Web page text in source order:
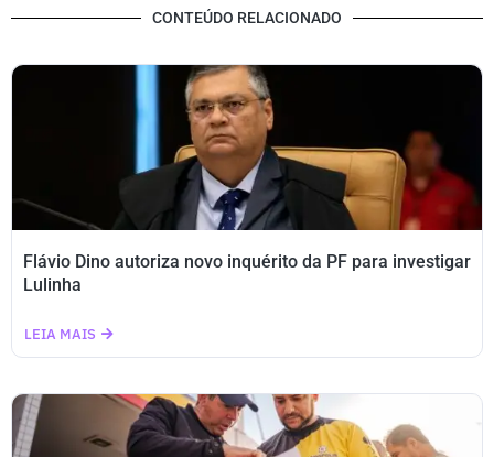
CONTEÚDO RELACIONADO
Flávio Dino autoriza novo inquérito da PF para investigar
Lulinha
LEIA MAIS